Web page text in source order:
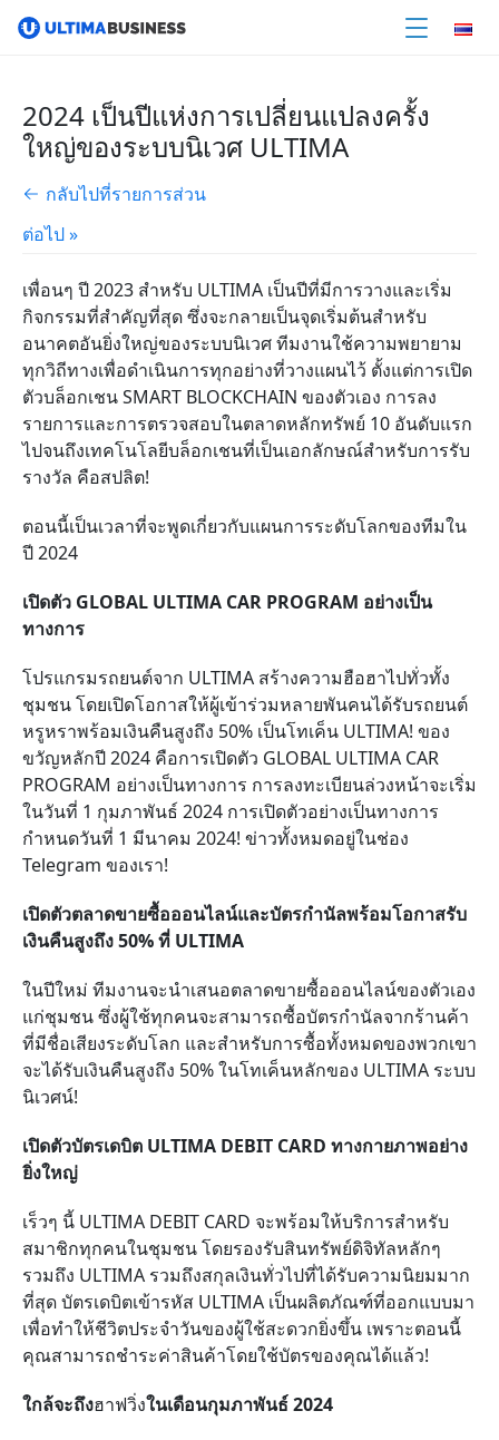
2024 เป็นปีแห่งการเปลี่ยนแปลงครั้ง
ใหญ่ของระบบนิเวศ ULTIMA
กลับไปที่รายการส่วน
ต่อไป »
เพื่อนๆ ปี2023 สำหรับ ULTIMA เป็นปีที่มีการวางและเริ่ม
กิจกรรมที่สำคัญที่สุด ซึ่งจะกลายเป็นจุดเริ่มต้นสำหรับ
อนาคตอันยิ่งใหญ่ของระบบนิเวศทีมงานใช้ความพยายาม
ทุกวิถีทางเพื่อดำเนินการทุกอย่างที่วางแผนไว้ ตั้งแต่การเปิด
ตัวบล็อกเชนSMART BLOCKCHAIN ​​ของตัวเอง การลง
รายการและการตรวจสอบในตลาดหลักทรัพย์ 10 อันดับแรก
ไปจนถึงเทคโนโลยีบล็อกเชนที่เป็นเอกลักษณ์สำหรับการรับ
รางวัล คือสปลิต!
ตอนนี้เป็นเวลาที่จะพูดเกี่ยวกับแผนการระดับโลกของทีมใน
ปี2024
เปิดตัว GLOBAL ULTIMA CAR PROGRAM อย่างเป็น
ทางการ
โปรแกรมรถยนต์จาก ULTIMA สร้างความฮือฮาไปทั่วทั้ง
ชุมชน โดยเปิดโอกาสให้ผู้เข้าร่วมหลายพันคนได้รับรถยนต์
หรูหราพร้อมเงินคืนสูงถึง 50% เป็นโทเค็น ULTIMA! ของ
ขวัญหลักปี2024 คือการเปิดตัว GLOBAL ULTIMA CAR
PROGRAM อย่างเป็นทางการ การลงทะเบียนล่วงหน้าจะเริ่ม
ในวันที่ 1 กุมภาพันธ์ 2024 การเปิดตัวอย่างเป็นทางการ
กำหนดวันที่ 1 มีนาคม 2024! ข่าวทั้งหมดอยู่ในช่อง
Telegram ของเรา!
เปิดตัวตลาดขายซื้อออนไลน์และบัตรกำนัลพร้อมโอกาสรับ
เงินคืนสูงถึง50%ที่ ULTIMA
ในปีใหม่ ทีมงานจะนำเสนอตลาดขายซื้อออนไลน์ของตัวเอง
แก่ชุมชน ซึ่งผู้ใช้ทุกคนจะสามารถซื้อบัตรกำนัลจากร้านค้า
ที่มีชื่อเสียงระดับโลก และสำหรับการซื้อทั้งหมดของพวกเขา
จะได้รับเงินคืนสูงถึง 50%ในโทเค็นหลักของ ULTIMA ระบบ
นิเวศน์!
เปิดตัวบัตรเดบิต ULTIMA DEBIT CARD ทางกายภาพอย่าง
ยิ่งใหญ่
เร็วๆ นี้ ULTIMA DEBIT CARD จะพร้อมให้บริการสำหรับ
สมาชิกทุกคนในชุมชน โดยรองรับสินทรัพย์ดิจิทัลหลักๆ
รวมถึง ULTIMA รวมถึงสกุลเงินทั่วไปที่ได้รับความนิยมมาก
ที่สุด บัตรเดบิตเข้ารหัส ULTIMA เป็นผลิตภัณฑ์ที่ออกแบบมา
เพื่อทำให้ชีวิตประจำวันของผู้ใช้สะดวกยิ่งขึ้น เพราะตอนนี้
คุณสามารถชำระค่าสินค้าโดยใช้บัตรของคุณได้แล้ว!
ใกล้จะถึงฮาฟวิ่งในเดือนกุมภาพันธ์2024